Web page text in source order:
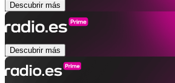
Descubrir más
Descubrir más